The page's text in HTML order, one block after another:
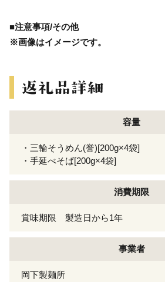
■注意事項/その他
※画像はイメージです。
容量
・三輪そうめん(誉)[200g×4袋]
・手延べそば[200g×4袋]
消費期限
賞味期限 製造日から1年
事業者
岡下製麺所